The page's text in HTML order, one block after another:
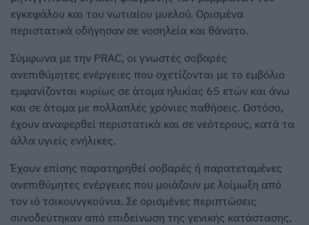
εγκεφάλου και του νωτιαίου μυελού. Ορισμένα
περιστατικά οδήγησαν σε νοσηλεία και θάνατο.
Σύμφωνα με την PRAC, οι γνωστές σοβαρές
ανεπιθύμητες ενέργειες που σχετίζονται με το εμβόλιο
εμφανίζονται κυρίως σε άτομα ηλικίας 65 ετών και άνω
και σε άτομα με πολλαπλές χρόνιες παθήσεις. Ωστόσο,
έχουν αναφερθεί περιστατικά και σε νεότερους, κατά τα
άλλα υγιείς ενήλικες.
Έχουν επίσης παρατηρηθεί σοβαρές ή παρατεταμένες
ανεπιθύμητες ενέργειες που μοιάζουν με λοίμωξη από
τον ιό τσικουνγκούνια. Σε ορισμένες περιπτώσεις
συνοδεύτηκαν από επιδείνωση της γενικής κατάστασης,